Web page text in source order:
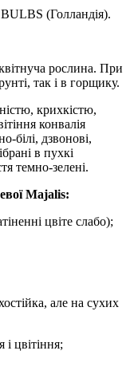
(Голландія).
рослина. При
так і в горщику.
крихкістю,
конвалія
білі, дзвонові,
в пухкі
темно-зелені.
Majalis:
цвіте слабо);
але на сухих
цвітіння;